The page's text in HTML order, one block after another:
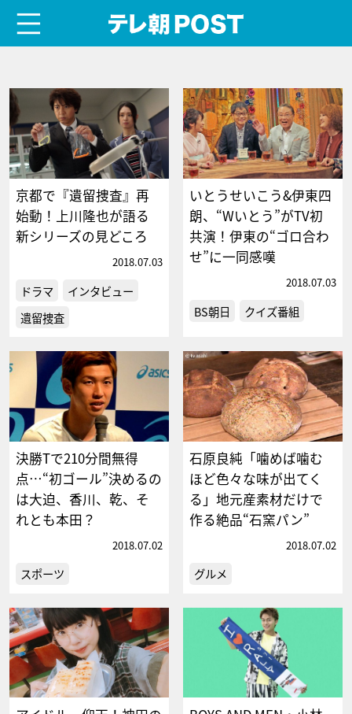
京都で『遺留捜査』再
始動！上川隆也が語る
新シリーズの見どころ
2018.07.03
ドラマ
インタビュー
遺留捜査
いとうせいこう&伊東四
朗、“Wいとう”がTV初
共演！伊東の“ゴロ合わ
せ”に一同感嘆
2018.07.03
BS朝日 クイズ番組
決勝Tで210分間無得
点…“初ゴール”決めるの
は大迫、香川、乾、そ
れとも本田？
2018.07.02
スポーツ
石原良純「噛めば噛む
ほど色々な味が出てく
る」地元産素材だけで
作る絶品“石窯パン”
2018.07.02
グルメ